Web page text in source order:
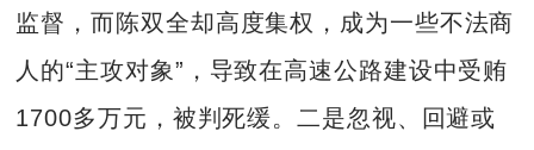
监督，而陈双全却高度集权，成为一些不法商
人的“主攻对象”，导致在高速公路建设中受贿
1700多万元，被判死缓。二是忽视、回避或